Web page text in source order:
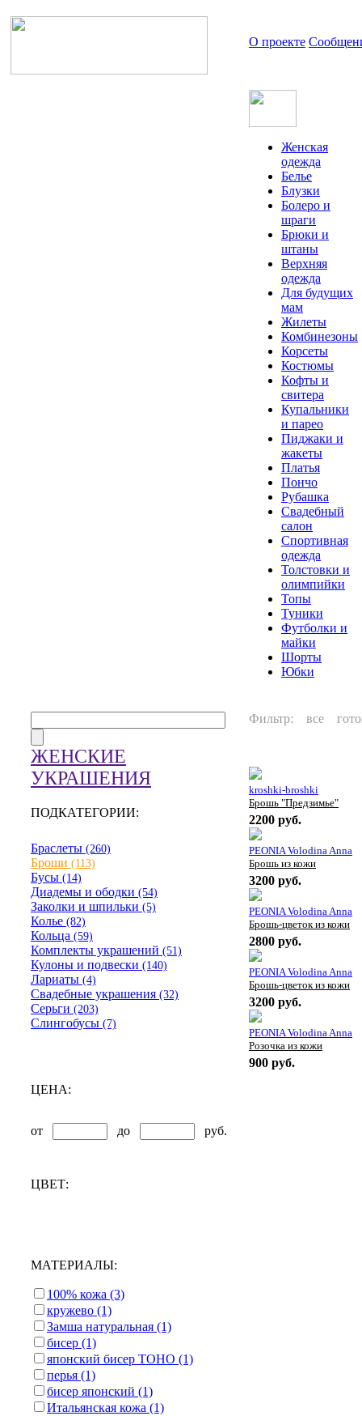
О проекте
Женская
одежда
Белье
Блузки
Болеро и
шраги
Брюки и
штаны
Верхняя
одежда
Для будущих
мам
Жилеты
Комбинезоны
Корсеты
Костюмы
Кофты и
свитера
Купальники
и парео
Пиджаки и
жакеты
Платья
Пончо
Рубашка
Свадебный
салон
Спортивная
одежда
Толстовки и
олимпийки
Топы
Туники
Футболки и
майки
Шорты
Юбки
ЖЕНСКИЕ
УКРАШЕНИЯ
ПОДКАТЕГОРИИ:
Браслеты (260)
Броши (113)
Бусы (14)
Диадемы и ободки (54)
Заколки и шпильки (5)
Колье (82)
Кольца (59)
Комплекты украшений (51)
Кулоны и подвески (140)
Лариаты (4)
Свадебные украшения (32)
Серьги (203)
Слингобусы (7)
ЦЕНА:
от до руб.
ЦВЕТ:
МАТЕРИАЛЫ:
100% кожа (3)
кружево (1)
Замша натуральная (1)
бисер (1)
японский бисер ТОНО (1)
перья (1)
бисер японский (1)
Итальянская кожа (1)
Фильтр: все
kroshki-broshki
Брошь "Предзимье"
2200 руб.
PEONIA Volodina Anna
Брошь из кожи
3200 руб.
PEONIA Volodina Anna
Брошь-цветок из кожи
2800 руб.
PEONIA Volodina Anna
Брошь-цветок из кожи
3200 руб.
PEONIA Volodina Anna
Розочка из кожи
900 руб.